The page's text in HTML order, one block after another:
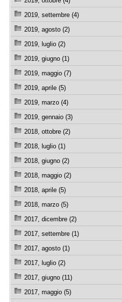
2019, settembre (4)
2019, agosto (2)
2019, luglio (2)
2019, giugno (1)
2019, maggio (7)
2019, aprile (5)
2019, marzo (4)
2019, gennaio (3)
2018, ottobre (2)
2018, luglio (1)
2018, giugno (2)
2018, maggio (2)
2018, aprile (5)
2018, marzo (5)
2017, dicembre (2)
2017, settembre (1)
2017, agosto (1)
2017, luglio (2)
2017, giugno (11)
2017, maggio (5)